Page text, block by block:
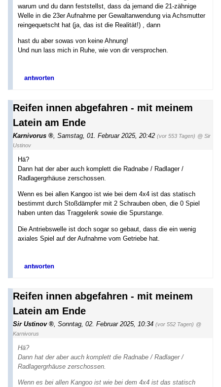
warum und du dann feststellst, dass da jemand die 21-zähnige
Welle in die 23er Aufnahme per Gewaltanwendung via Achsmutter
reingequetscht hat (ja, das ist die Realität!) , dann
hast du aber sowas von keine Ahnung!
Und nun lass mich in Ruhe, wie von dir versprochen.
antworten
Reifen innen abgefahren - mit meinem
Latein am Ende
Karnivorus , Samstag, 01. Februar 2025, 20:42 (vor 553 Tagen) @ Sir
Ustinov
Hä?
Dann hat der aber auch komplett die Radnabe / Radlager /
Radlagergrhäuse zerschossen.
Wenn es bei allen Kangoo ist wie bei dem 4x4 ist das statisch
bestimmt durch Stoßdämpfer mit 2 Schrauben oben, die 0 Spiel
haben unten das Traggelenk sowie die Spurstange.
Die Antriebswelle ist doch sogar so gebaut, dass die ein wenig
axiales Spiel auf der Aufnahme vom Getriebe hat.
antworten
Reifen innen abgefahren - mit meinem
Latein am Ende
Sir Ustinov Sonntag, 02. Februar 2025, 10:34 (vor 552 Tagen) @
Karnivorus
Hä?
Dann hat der aber auch komplett die Radnabe / Radlager /
Radlagergrhäuse zerschossen.
Wenn es bei allen Kangoo ist wie bei dem 4x4 ist das statisch